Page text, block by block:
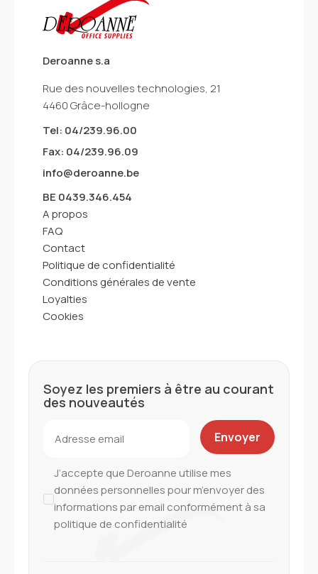
Deroanne s.a
Rue des nouvelles technologies, 21
4460 Grâce-hollogne
Tel: 04/239.96.00
Fax: 04/239.96.09
info@deroanne.be
BE 0439.346.454
A propos
FAQ
Contact
Politique de confidentialité
Conditions générales de vente
Loyalties
Cookies
Soyez les premiers à être au courant
des nouveautés
J’accepte que Deroanne utilise mes
données personnelles pour m’envoyer des
informations par email conformément à sa
politique de confidentialité